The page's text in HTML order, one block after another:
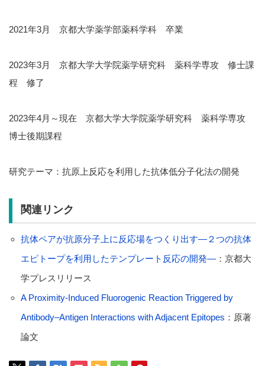
2021年3月 京都大学薬学部薬科学科 卒業
2023年3月 京都大学大学院薬学研究科 薬科学専攻 修士課
程 修了
2023年4月～現在 京都大学大学院薬学研究科 薬科学専攻
博士後期課程
研究テーマ：抗原上反応を利用した抗体低分子化法の開発
関連リンク
抗体ペアが抗原分子上に反応場をつくり出す―２つの抗体
エピトープを利用したテンプレート反応の開発―：京都大
学プレスリリース
A Proximity-Induced Fluorogenic Reaction Triggered by
Antibody–Antigen Interactions with Adjacent Epitopes ：原著
論文